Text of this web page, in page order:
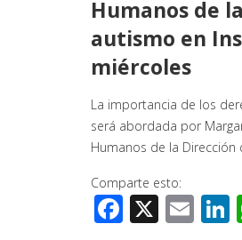
Humanos de
autismo en
miércoles
La importancia de los
será abordada por
Humanos de la Dirección
Comparte esto:
X